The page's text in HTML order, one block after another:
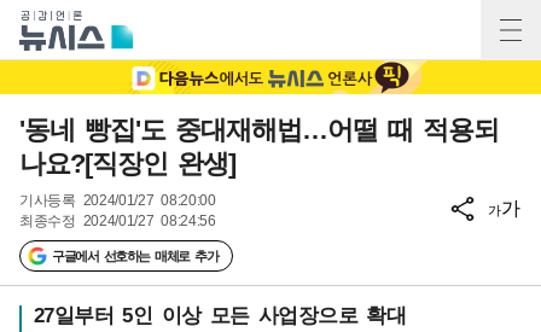
'동네 빵집'도 중대재해법…어떨 때 적용되
나요?[직장인 완생]
기사등록 2024/01/27 08:20:00
최종수정 2024/01/27 08:24:56
구글에서 선호하는 매체로 추가
가가
27일부터 5인 이상 모든 사업장으로 확대